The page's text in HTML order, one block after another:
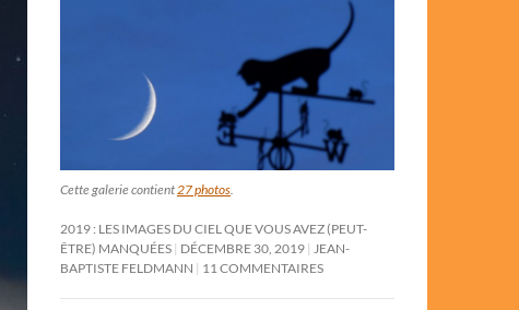
Cette galerie contient27 photos.
2019 : LES IMAGES DU CIEL QUE VOUS AVEZ (PEUT-
ÊTRE) MANQUÉES DÉCEMBRE 30, 2019 JEAN-
BAPTISTE FELDMANN
11 COMMENTAIRES